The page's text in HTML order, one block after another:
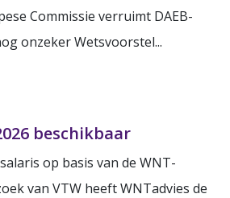
Commissie verruimt DAEB-
onzeker Wetsvoorstel...
beschikbaar
op basis van de WNT-
van VTW heeft WNTadvies de